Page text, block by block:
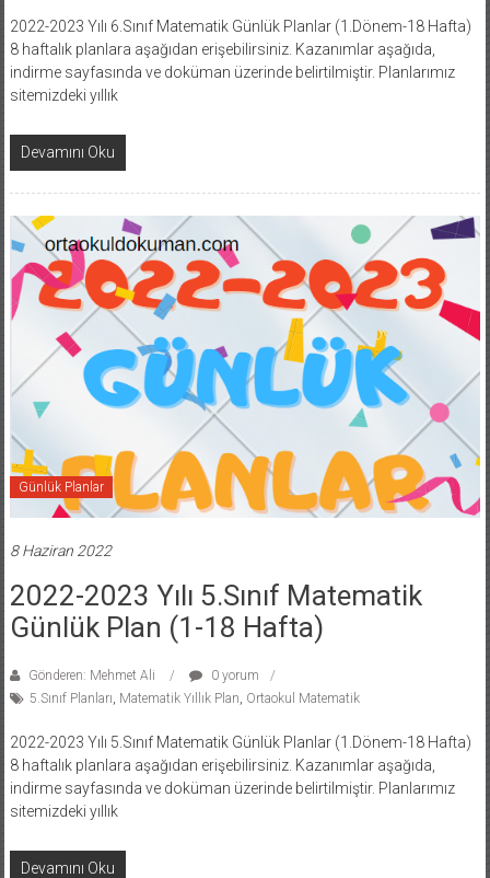
2022-2023 Yılı 6.Sınıf Matematik Günlük Planlar (1.Dönem-18 Hafta)
8 haftalık planlara aşağıdan erişebilirsiniz. Kazanımlar aşağıda,
indirme sayfasında ve doküman üzerinde belirtilmiştir. Planlarımız
sitemizdeki yıllık
Devamını Oku
Günlük Planlar
8 Haziran 2022
2022-2023 Yılı 5.Sınıf Matematik
Günlük Plan (1-18 Hafta)
Gönderen: Mehmet Ali
0 yorum
5.Sınıf Planları, Matematik Yıllık Plan, Ortaokul Matematik
2022-2023 Yılı 5.Sınıf Matematik Günlük Planlar (1.Dönem-18 Hafta)
8 haftalık planlara aşağıdan erişebilirsiniz. Kazanımlar aşağıda,
indirme sayfasında ve doküman üzerinde belirtilmiştir. Planlarımız
sitemizdeki yıllık
Devamını Oku